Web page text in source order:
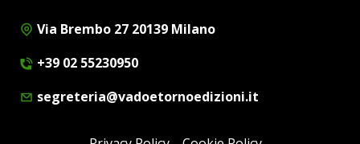
Via Brembo 27 20139 Milano
+39 02 55230950
segreteria@vadoetornoedizioni.it